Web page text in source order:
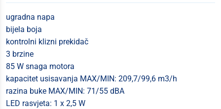
ugradna napa
bijela boja
kontrolni klizni prekidač
3 brzine
85 W snaga motora
kapacitet usisavanja MAX/MIN: 209,7/99,6 m3/h
razina buke MAX/MIN: 71/55 dBA
LED rasvjeta: 1 x 2,5 W